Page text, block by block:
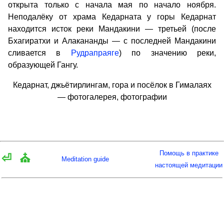
открыта только с начала мая по начало ноября.
Неподалёку от храма Кедарната у горы Кедарнат
находится исток реки Мандакини — третьей (после
Бхагиратхи и Алакананды — с последней Мандакини
сливается в
Рудрапраяге) по значению реки,
образующей Гангу.
Кедарнат, джьётирлингам, гора и посёлок в Гималаях
— фотогалерея, фотографии
⏎ ⛪ Meditation guide
Помощь в практике
настоящей медитации